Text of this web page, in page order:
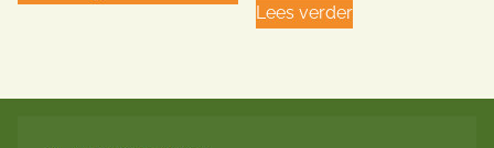
Lees verder